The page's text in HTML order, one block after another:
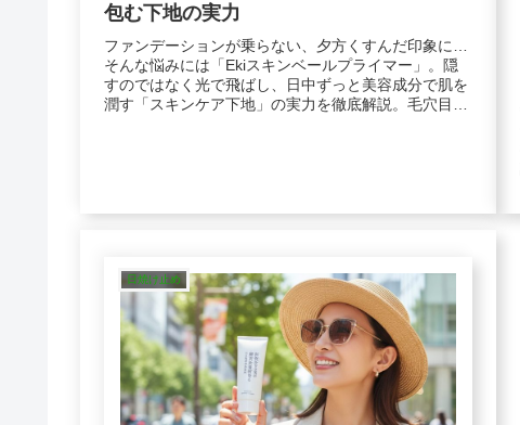
包む下地の実力
ファンデーションが乗らない、夕方くすんだ印象に…
そんな悩みには「Ekiスキンベールプライマー」。隠
すのではなく光で飛ばし、日中ずっと美容成分で肌を
潤す「スキンケア下地」の実力を徹底解説。毛穴目立
日焼け止め